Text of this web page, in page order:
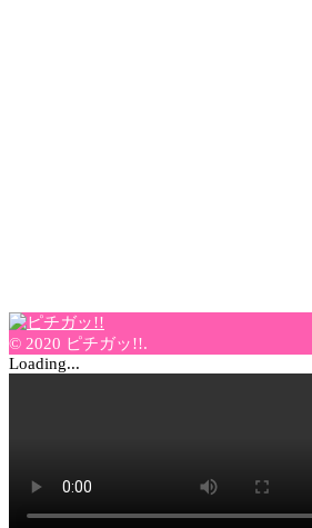
© 2020 ピチガッ!!.
Loading...